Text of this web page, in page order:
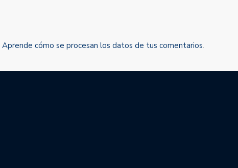
Aprende cómo se procesan los datos de tus comentarios.